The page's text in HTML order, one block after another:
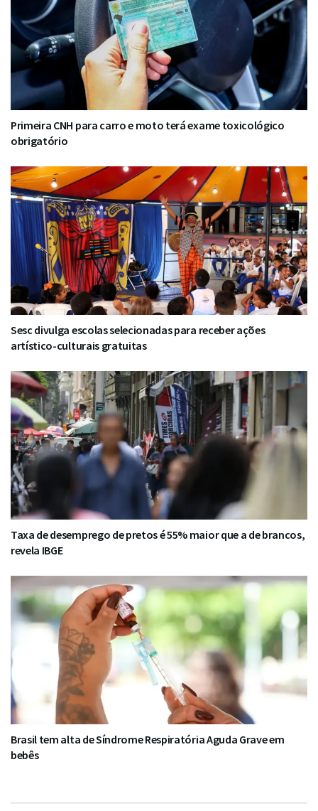
Primeira CNH para carro e moto terá exame toxicológico
obrigatório
Sesc divulga escolas selecionadas para receber ações
artístico-culturais gratuitas
Taxa de desemprego de pretos é 55% maior que a de brancos,
revela IBGE
Brasil tem alta de Síndrome Respiratória Aguda Grave em
bebês